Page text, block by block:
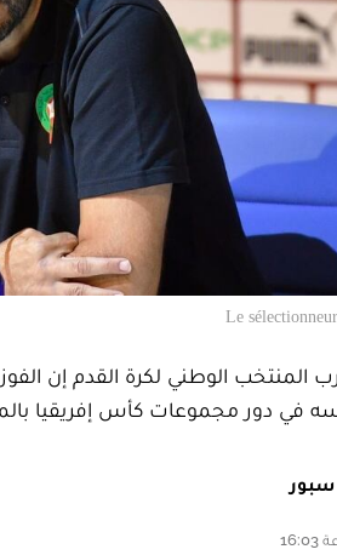
Le
في دور مجموعات كأس إفريقيا